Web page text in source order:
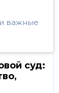
важные
суд: